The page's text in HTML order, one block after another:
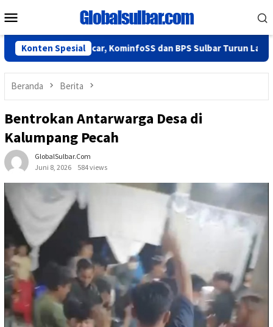
ke
Mobile
Konten Spesial
Lancar, KominfoSS dan BPS Sulbar Turun Lapangan
Beranda Berita
Bentrokan Antarwarga Desa di
Kalumpang Pecah
GlobalSulbar.com
Juni 8, 2026
584 views